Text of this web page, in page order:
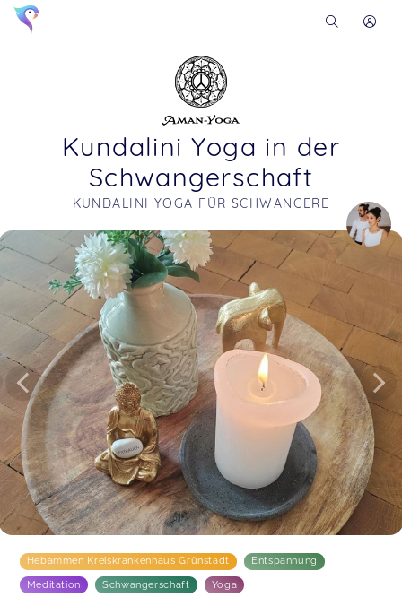
Kundalini Yoga in der
Schwangerschaft
KUNDALINI YOGA FÜR SCHWANGERE
Soon you will learn more about me here...
Hebammen Kreiskrankenhaus Grünstadt Entspannung
Meditation Schwangerschaft Yoga